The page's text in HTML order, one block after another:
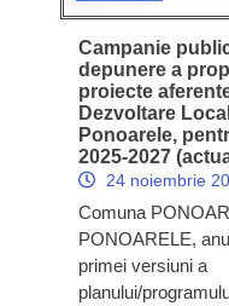
Campanie
depunere a
proiecte
Dezvoltare
Ponoarele,
2025-2027
24 noiembrie
Comuna
PONOARELE,
primei versiuni a
planului/